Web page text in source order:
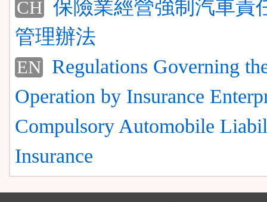
CH 保險業經營強制汽車責
管理辦法
EN Regulations Governing
Operation by Insurance
Compulsory Automobile
Insurance